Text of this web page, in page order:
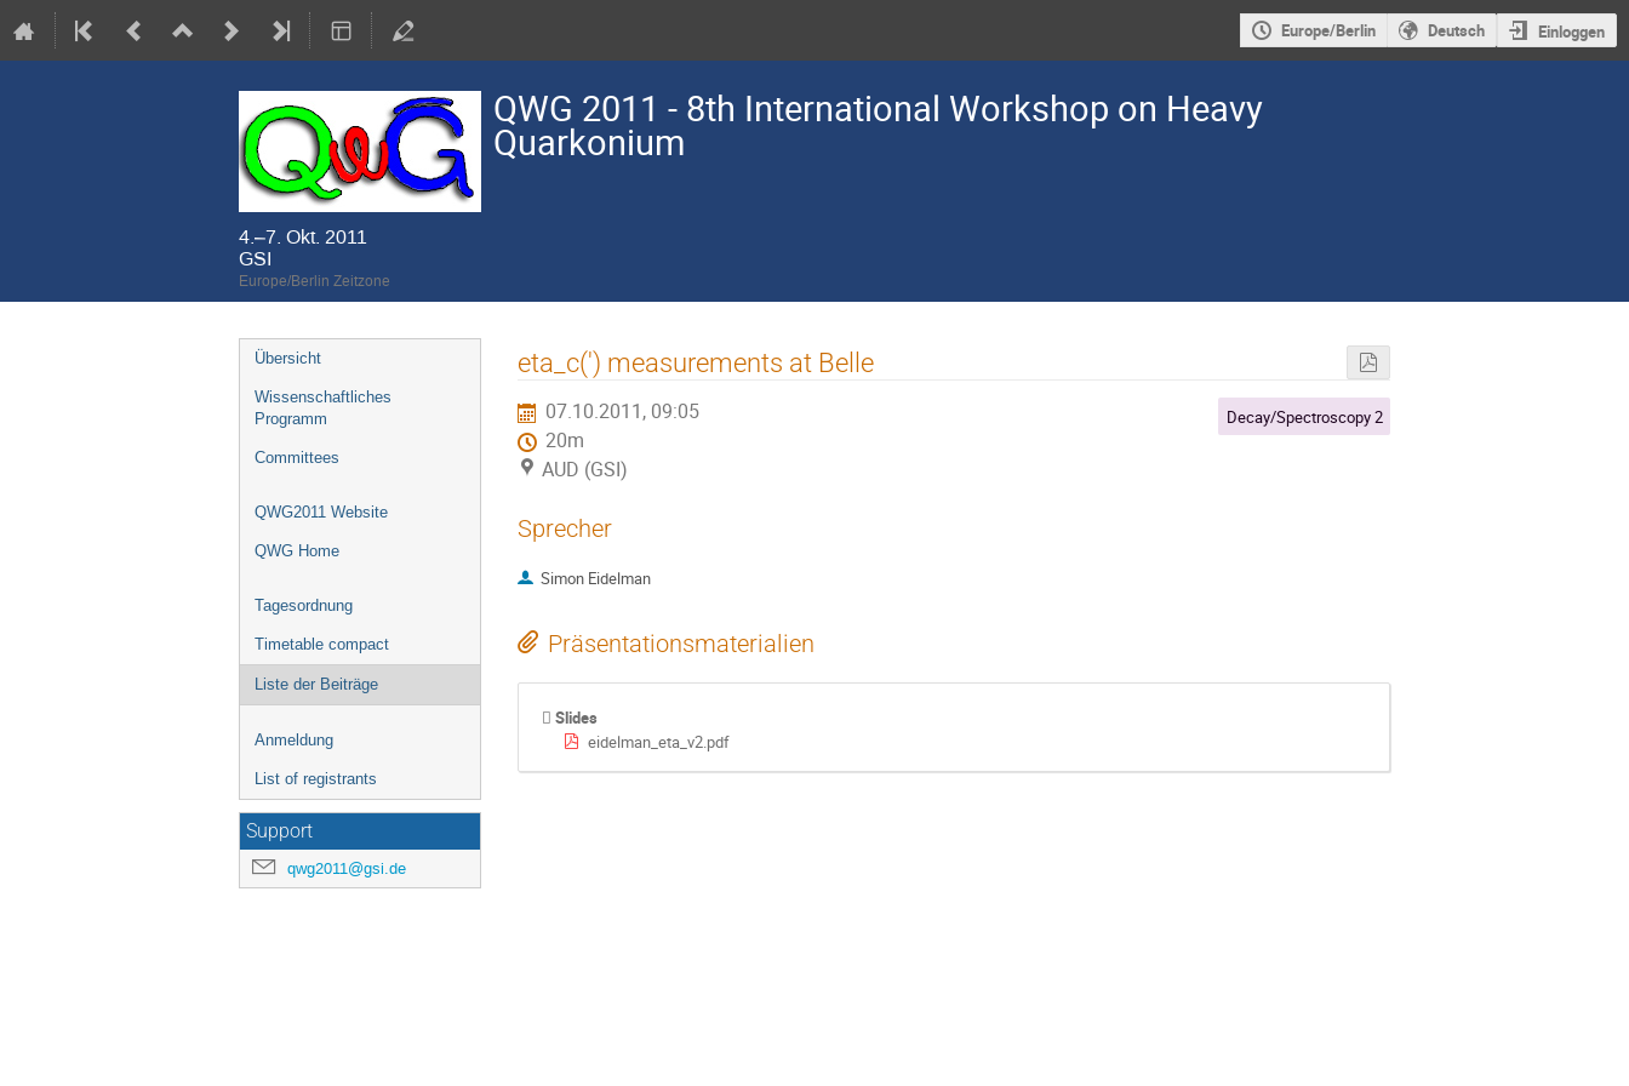
Europe/Berlin Deutsch Einloggen
QWG 2011 - 8th International Workshop on Heavy
Quarkonium
4.–7. Okt. 2011
GSI
Europe/Berlin Zeitzone
Veranstaltungsmenü
Übersicht
Wissenschaftliches
Programm
Committees
QWG2011 Website
QWG Home
Tagesordnung
Timetable compact
Liste der Beiträge
Anmeldung
List of registrants
Support
qwg2011@gsi.de
eta_c(') measurements at Belle
07.10.2011, 09:05
20m
AUD (GSI)
Decay/Spectroscopy 2
Sprecher
Simon Eidelman
Präsentationsmaterialien
Slides
eidelman_eta_v2.pdf